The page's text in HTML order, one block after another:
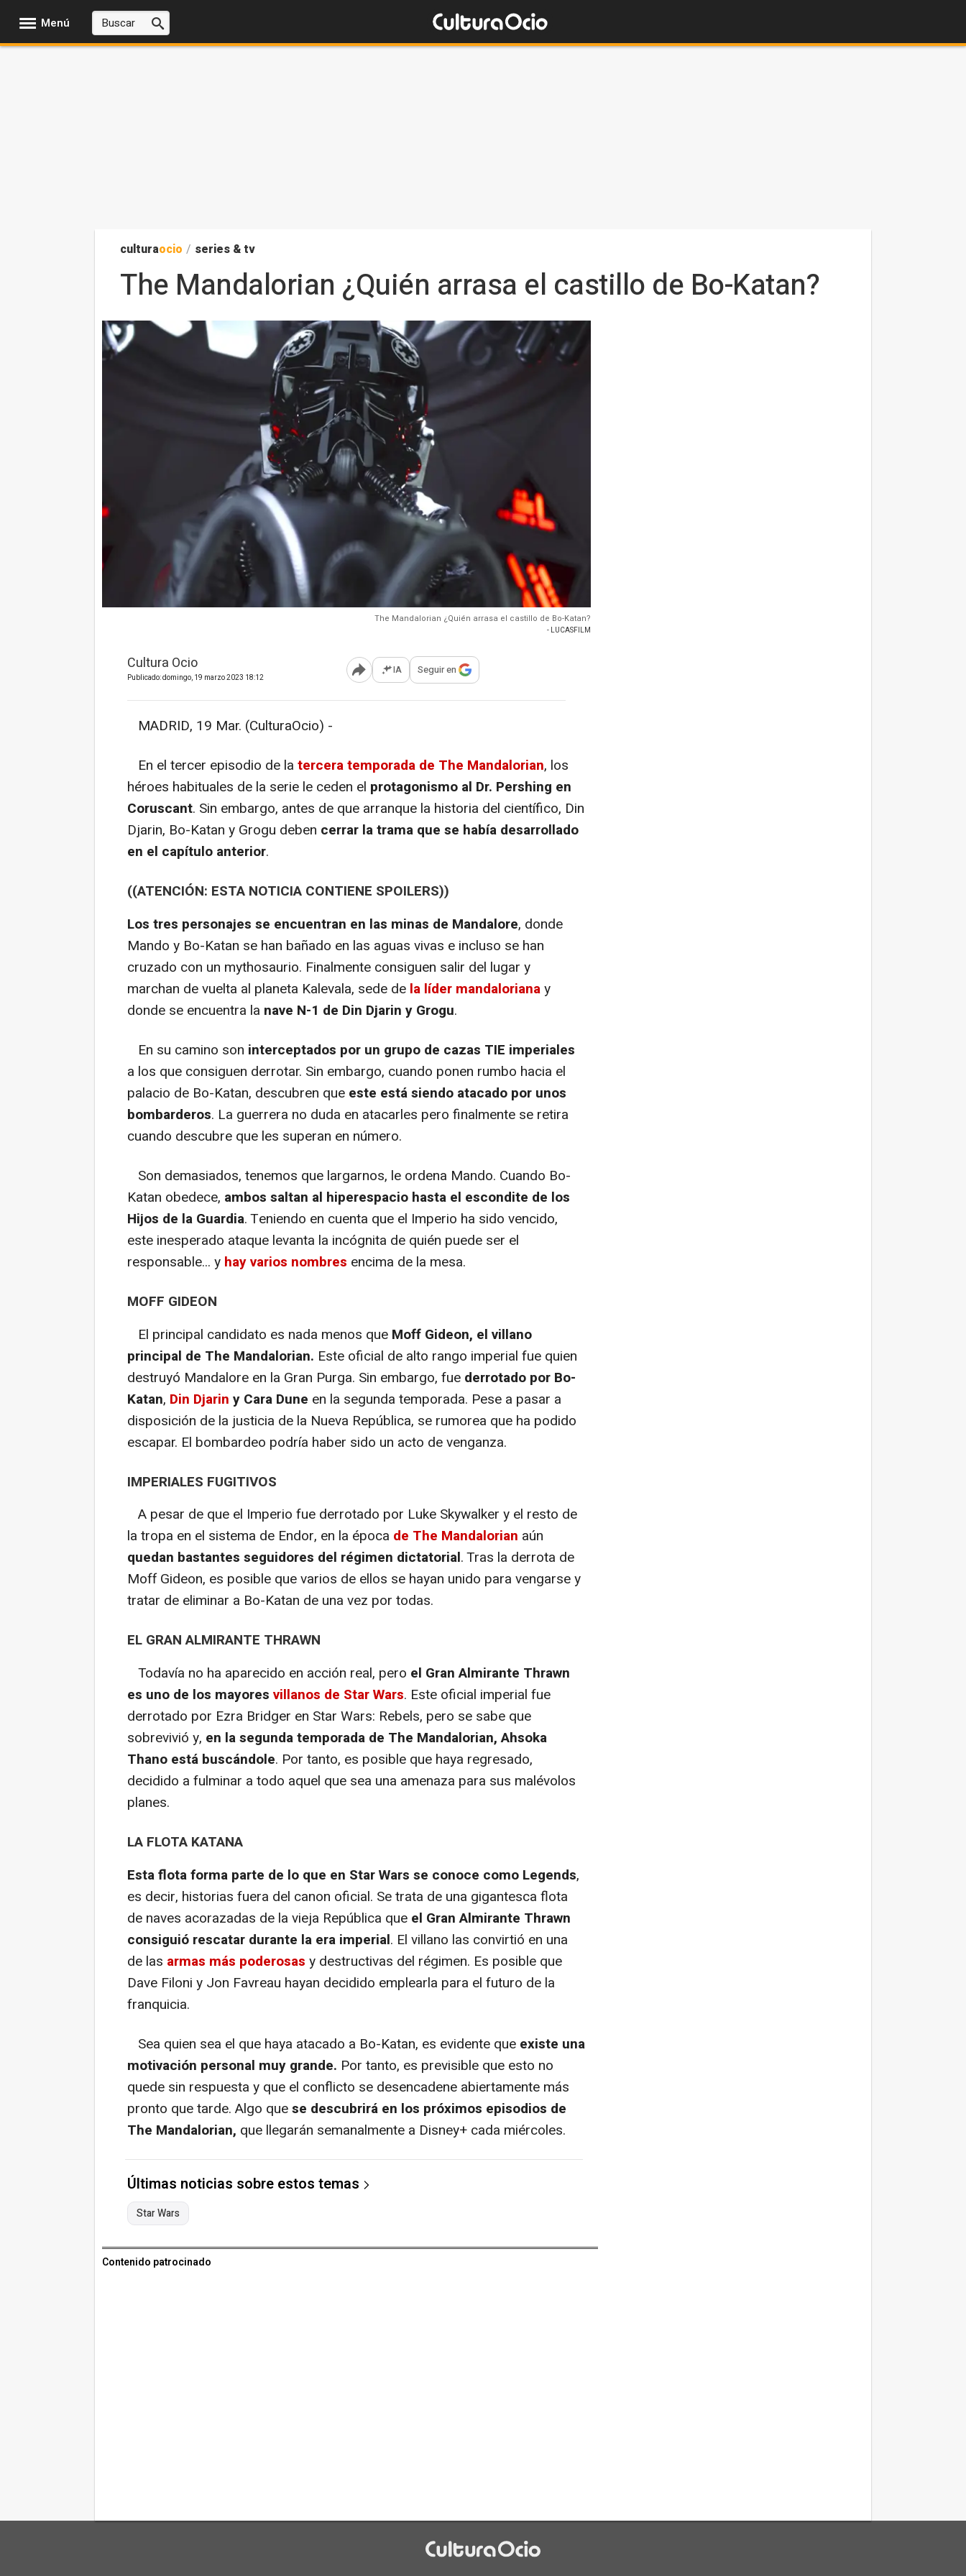
Menú
culturaocio / series & tv
The Mandalorian ¿Quién arrasa el castillo de Bo-Katan?
The Mandalorian ¿Quién arrasa el castillo de Bo-Katan?
- LUCASFILM
Cultura Ocio
Publicado: domingo, 19 marzo 2023 18:12 Abrir opciones para compartir
IA Seguir en
MADRID, 19 Mar. (CulturaOcio) -
En el tercer episodio de la tercera temporada de The Mandalorian, los
héroes habituales de la serie le ceden el protagonismo al Dr. Pershing en
Coruscant. Sin embargo, antes de que arranque la historia del científico, Din
Djarin, Bo-Katan y Grogu deben cerrar la trama que se había desarrollado
en el capítulo anterior.
((ATENCIÓN: ESTA NOTICIA CONTIENE SPOILERS))
Los tres personajes se encuentran en las minas de Mandalore, donde
Mando y Bo-Katan se han bañado en las aguas vivas e incluso se han
cruzado con un mythosaurio. Finalmente consiguen salir del lugar y
marchan de vuelta al planeta Kalevala, sede de la líder mandalorianay
donde se encuentra la nave N-1 de Din Djarin y Grogu.
En su camino son interceptados por un grupo de cazas TIE imperiales
a los que consiguen derrotar. Sin embargo, cuando ponen rumbo hacia el
palacio de Bo-Katan, descubren que este está siendo atacado por unos
bombarderos. La guerrera no duda en atacarles pero finalmente se retira
cuando descubre que les superan en número.
Son demasiados, tenemos que largarnos, le ordena Mando. Cuando Bo-
Katan obedece, ambos saltan al hiperespacio hasta el escondite de los
Hijos de la Guardia. Teniendo en cuenta que el Imperio ha sido vencido,
este inesperado ataque levanta la incógnita de quién puede ser el
responsable... y hay varios nombres encima de la mesa.
MOFF GIDEON
El principal candidato es nada menos que Moff Gideon, el villano
principal de The Mandalorian. Este oficial de alto rango imperial fue quien
destruyó Mandalore en la Gran Purga. Sin embargo, fue derrotado por Bo-
Katan, Din Djarin y Cara Dune en la segunda temporada. Pese a pasar a
disposición de la justicia de la Nueva República, se rumorea que ha podido
escapar. El bombardeo podría haber sido un acto de venganza.
IMPERIALES FUGITIVOS
A pesar de que el Imperio fue derrotado por Luke Skywalker y el resto de
la tropa en el sistema de Endor, en la época de The Mandalorian aún
quedan bastantes seguidores del régimen dictatorial. Tras la derrota de
Moff Gideon, es posible que varios de ellos se hayan unido para vengarse y
tratar de eliminar a Bo-Katan de una vez por todas.
EL GRAN ALMIRANTE THRAWN
Todavía no ha aparecido en acción real, pero el Gran Almirante Thrawn
es uno de los mayores villanos de Star Wars. Este oficial imperial fue
derrotado por Ezra Bridger en Star Wars: Rebels, pero se sabe que
sobrevivió y, en la segunda temporada de The Mandalorian, Ahsoka
Thano está buscándole. Por tanto, es posible que haya regresado,
decidido a fulminar a todo aquel que sea una amenaza para sus malévolos
planes.
LA FLOTA KATANA
Esta flota forma parte de lo que en Star Wars se conoce como Legends,
es decir, historias fuera del canon oficial. Se trata de una gigantesca flota
de naves acorazadas de la vieja República que el Gran Almirante Thrawn
consiguió rescatar durante la era imperial. El villano las convirtió en una
de las armas más poderosas y destructivas del régimen. Es posible que
Dave Filoni y Jon Favreau hayan decidido emplearla para el futuro de la
franquicia.
Sea quien sea el que haya atacado a Bo-Katan, es evidente que existe una
motivación personal muy grande. Por tanto, es previsible que esto no
quede sin respuesta y que el conflicto se desencadene abiertamente más
pronto que tarde. Algo quese descubrirá en los próximos episodios de
The Mandalorian, que llegarán semanalmente a Disney+ cada miércoles.
Últimas noticias sobre estos temas
Star Wars
Contenido patrocinado